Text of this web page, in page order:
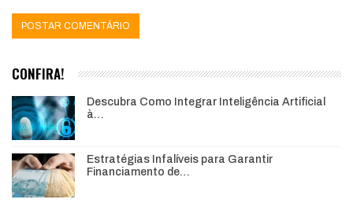
CONFIRA!
Descubra Como Integrar Inteligência Artificial
à…
Estratégias Infalíveis para Garantir
Financiamento de…